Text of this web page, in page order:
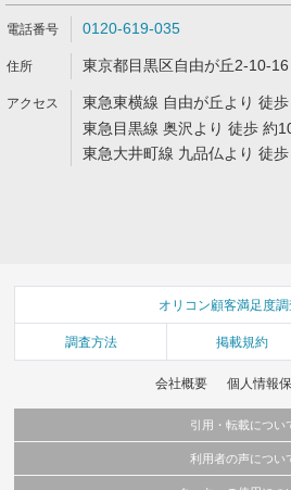
0120-619-035
東京都目黒区自由が丘2-10-
東急東横線 自由が丘より 徒
東急目黒線 奥沢より 徒歩 約
東急大井町線 九品仏より 徒
オリコン顧客満足度
調査方法 掲載規約
会社概要 個人情報
引用・転載につい
当サイトで公開されている情報（文字、写真、イラ
利用者の声につい